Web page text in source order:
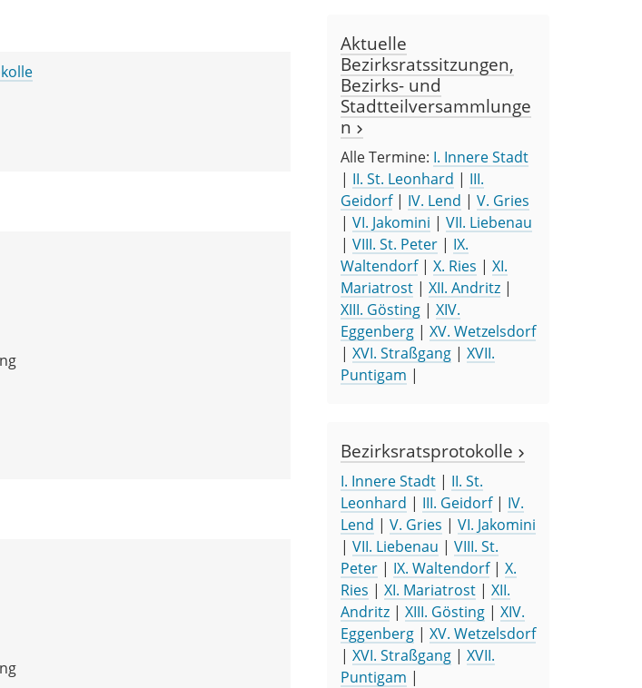
Aktuelle
Bezirksratssitzungen,
Bezirks- und
Stadtteilversammlunge
n
Alle Termine: I. Innere Stadt
| II. St. Leonhard | III.
Geidorf| IV. Lend | V. Gries
| VI. Jakomini | VII. Liebenau
| VIII. St. Peter | IX.
Waltendorf| X. Ries | XI.
Mariatrost | XII. Andritz |
XIII. Gösting | XIV.
Eggenberg | XV. Wetzelsdorf
| XVI. Straßgang | XVII.
Puntigam |
Bezirksratsprotokolle
I. Innere Stadt | II. St.
Leonhard | III. Geidorf| IV.
Lend | V. Gries | VI. Jakomini
| VII. Liebenau | VIII. St.
Peter | IX. Waltendorf| X.
Ries | XI. Mariatrost | XII.
Andritz | XIII. Gösting | XIV.
Eggenberg | XV. Wetzelsdorf
| XVI. Straßgang | XVII.
Puntigam |